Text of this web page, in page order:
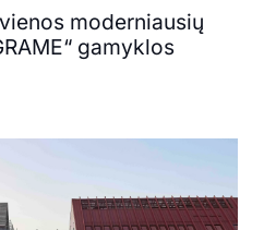
moderniausių
gamyklos